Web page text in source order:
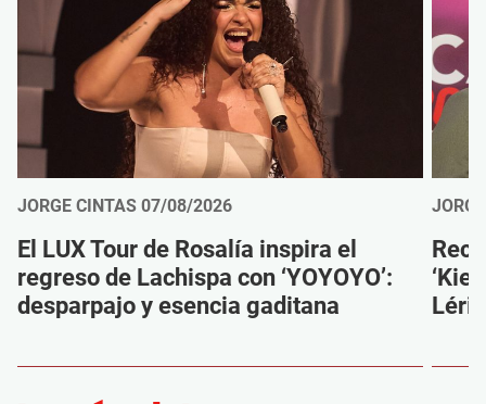
JORGE CINTAS 07/08/2026
El LUX Tour de Rosalía inspira el
regreso de Lachispa con ‘YOYOYO’:
desparpajo y esencia gaditana